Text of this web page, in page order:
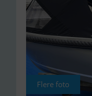
Flere foto